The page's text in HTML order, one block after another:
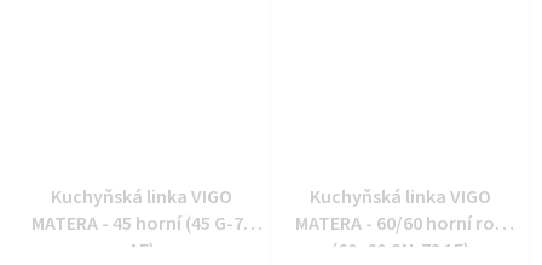
Kuchyňská linka VIGO
MATERA - 45 horní (45 G-72
1F)
Kuchyňská linka VIGO
MATERA - 60/60 horní roh
(60x60 GN-72 1F)